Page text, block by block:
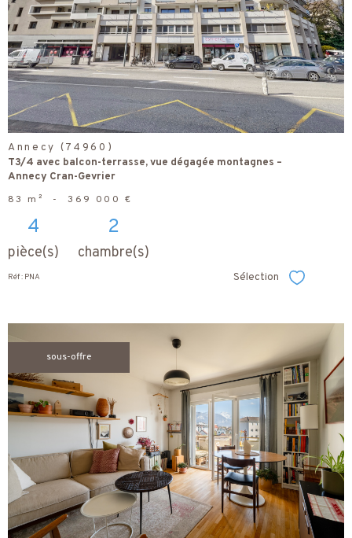
bien
Annecy (74960)
T3/4 avec balcon-terrasse, vue dégagée montagnes –
Annecy Cran-Gevrier
83 m² - 369 000 €
4
pièce(s)
2
chambre(s)
Réf : PNA Sélection Sélectionner
sous-offre
voir le
bien